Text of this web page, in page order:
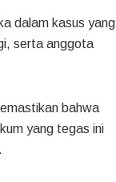
dalam kasus yang
serta anggota
bahwa
yang tegas ini